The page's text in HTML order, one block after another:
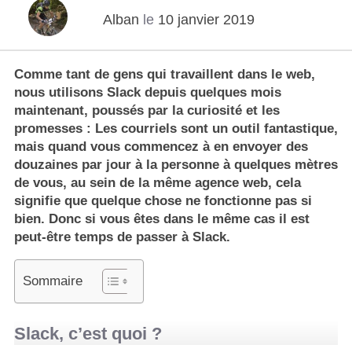
Alban le 10 janvier 2019
Comme tant de gens qui travaillent dans le web,
nous utilisons Slackdepuis quelques mois
maintenant, poussés par la curiosité et les
promesses : Les courriels sont un outil fantastique,
mais quand vous commencez à en envoyer des
douzaines par jour à la personne à quelques mètres
de vous, au sein de la même agence web, cela
signifie que quelque chose ne fonctionne pas si
bien. Donc si vous êtes dans le même cas il est
peut-être temps de passer à Slack.
Sommaire
Slack, c’est quoi ?